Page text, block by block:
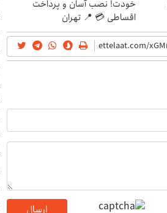
خودت! نصب آسان و پرداخت
اقساطی 💳 📍 تهران
ارسال